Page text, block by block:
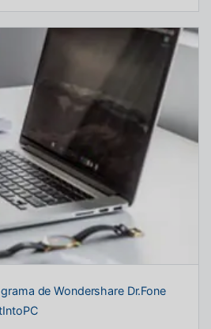
de Wondershare Dr.Fone